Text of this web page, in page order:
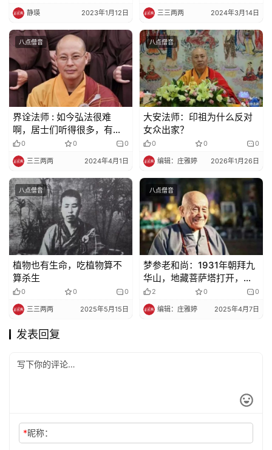
静瑛 2023年1月12日 三三两两 2024年3月14日
八点僧音
界诠法师 : 如今弘法很难
啊，居士们听得很多，有自
己的看法做法，咱们再说也
没用
0 0 0
三三两两 2024年4月1日
八点僧音
大安法师：印祖为什么反对
女众出家？
0 0 0
编辑：庄雅婷 2026年1月26日
八点僧音
植物也有生命，吃植物算不
算杀生
0 0 0
三三两两 2025年5月15日
八点僧音
梦参老和尚：1931年朝拜九
华山，地藏菩萨塔打开，我
亲得见地藏菩萨（随喜转
发）
2 0 0
编辑：庄雅婷 2025年4月7日
发表回复
*昵称：